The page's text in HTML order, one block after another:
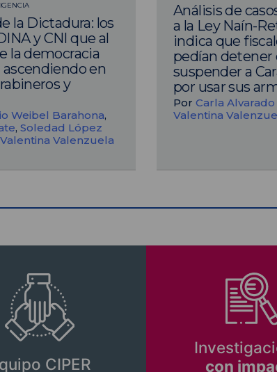
la Dictadura: los
y CNI que al
la democracia
en
y
Weibel Barahona,
, Soledad López
Valentina Valenzuela
Análisis de
a la Ley Naín-
indica que
pedían detener
suspender a
por usar sus
Por Carla
Valentina
CIPER
con